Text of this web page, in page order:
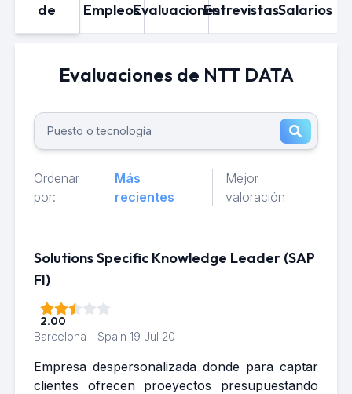
de
EmpleosEvaluacionesEntrevistasSalarios
Evaluaciones de NTT DATA
Ordenar
por:
Más
recientes
Mejor
valoración
Solutions Specific Knowledge Leader (SAP
FI)
2.00
Barcelona - Spain 19 Jul 20
Empresa despersonalizada donde para captar
clientes ofrecen proeyectos presupuestando